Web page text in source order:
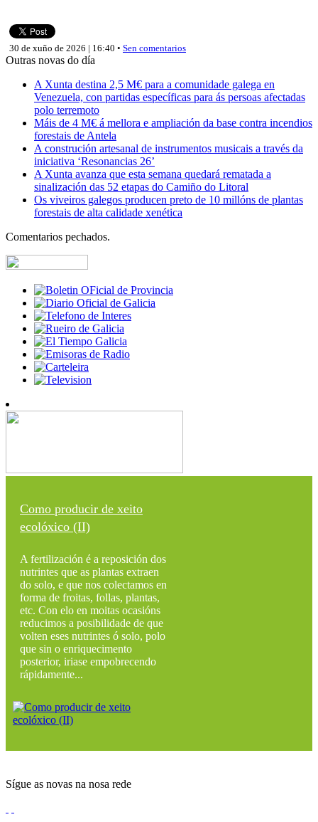
30 de xuño de 2026 | 16:40 • Sen comentarios
Outras novas do día
A Xunta destina 2,5 M€ para a comunidade galega en
Venezuela, con partidas específicas para ás persoas afectadas
polo terremoto
Máis de 4 M€ á mellora e ampliación da base contra incendios
forestais de Antela
A construción artesanal de instrumentos musicais a través da
iniciativa ‘Resonancias 26’
A Xunta avanza que esta semana quedará rematada a
sinalización das 52 etapas do Camiño do Litoral
Os viveiros galegos producen preto de 10 millóns de plantas
forestais de alta calidade xenética
Comentarios pechados.
Como producir de xeito
ecolóxico (II)
A fertilización é a reposición dos
nutrintes que as plantas extraen
do solo, e que nos colectamos en
forma de froitas, follas, plantas,
etc. Con elo en moitas ocasións
reducimos a posibilidade de que
volten eses nutrintes ó solo, polo
que sin o enriquecimento
posterior, iriase empobrecendo
rápidamente...
Sígue as novas na nosa rede